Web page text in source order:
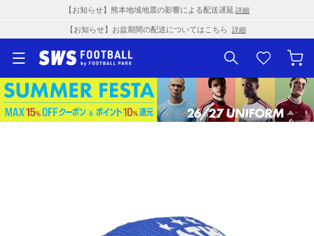
【お知らせ】熊本地域地震の影響による配送遅延 詳細
【お知らせ】お盆期間の配送についてはこちら 詳細